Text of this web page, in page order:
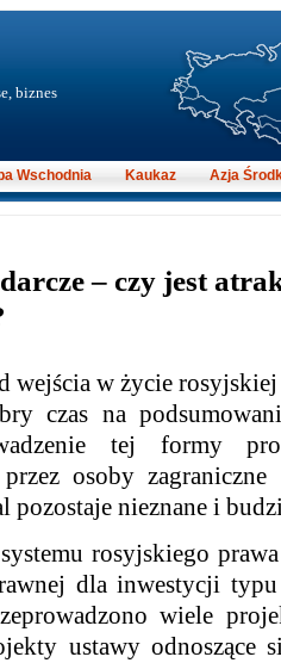
– czy jest
wejścia w życie
czas na
tej formy
osoby zagraniczne
pozostaje nieznane i
rosyjskiego
dla inwestycji
wiele
ustawy
biznes
Wschodnia Kaukaz Azja